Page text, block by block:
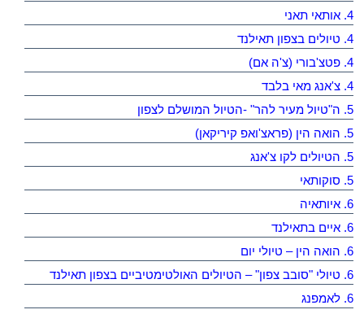
4. אותאי תאני
4. טיולים בצפון תאילנד
4. פטצ'בורי (צ'ה אם)
4. צ'אנג מאי בלבד
5. ה"טיול מעיר להר" -הטיול המושלם לצפון
5. הואה הין (פראצ'ואפ קיריקאן)
5. הטיולים לקו צ'אנג
5. סוקותאי
6. איותאיה
6. איים בתאילנד
6. הואה הין – טיולי יום
6. טיולי "סובב צפון" – הטיולים האולטימטיביים בצפון תאילנד
6. לאמפנג